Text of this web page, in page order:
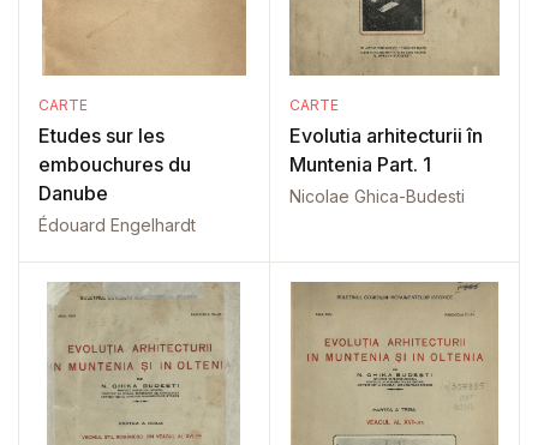
CARTE
Etudes sur les
embouchures du
Danube
Édouard Engelhardt
CARTE
Evolutia arhitecturii în
Muntenia Part. 1
Nicolae Ghica-Budesti